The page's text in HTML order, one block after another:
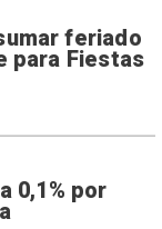
feriado
para Fiestas
0,1% por